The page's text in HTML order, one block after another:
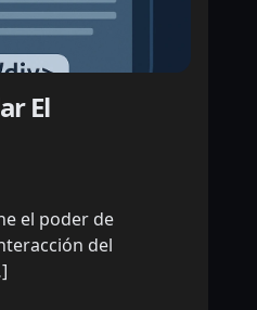
El
el poder de
del